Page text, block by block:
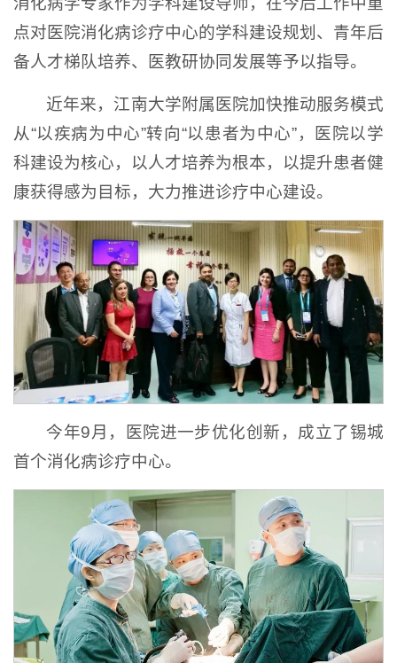
点对医院消化病诊疗中心的学科建设规划、青年后
备人才梯队培养、医教研协同发展等予以指导。
近年来，江南大学附属医院加快推动服务模式
从“以疾病为中心”转向“以患者为中心”，医院以学
科建设为核心，以人才培养为根本，以提升患者健
康获得感为目标，大力推进诊疗中心建设。
今年9月，医院进一步优化创新，成立了锡城
首个消化病诊疗中心。